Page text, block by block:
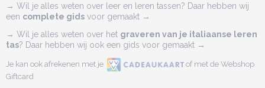
→ Wil je alles weten over leer en leren tassen? Daar hebben wij
een complete gids voor gemaakt →
→ Wil je alles weten over het graveren van je italiaanse leren
tas? Daar hebben wij ook een gids voor gemaakt →
Je kan ook afrekenen met je
of met de Webshop
Giftcard